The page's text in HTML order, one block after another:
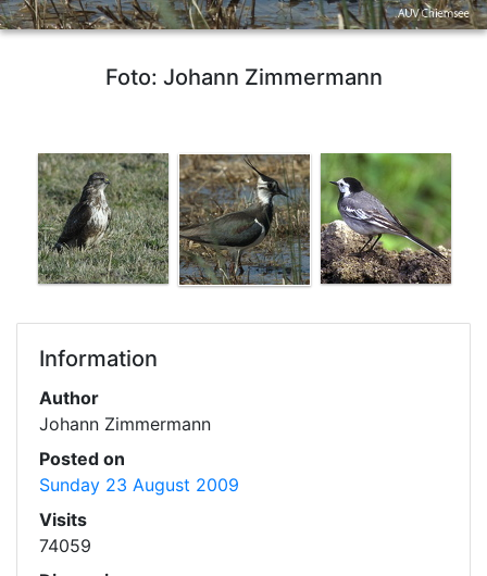
Foto: Johann Zimmermann
Information
Author
Johann Zimmermann
Posted on
Sunday 23 August 2009
Visits
74059